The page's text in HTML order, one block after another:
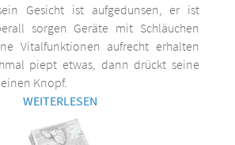
Gesicht ist aufgedunsen, er ist
sorgen Geräte mit Schläuchen
Vitalfunktionen aufrecht erhalten
piept etwas, dann drückt seine
Knopf.
WEITERLESEN